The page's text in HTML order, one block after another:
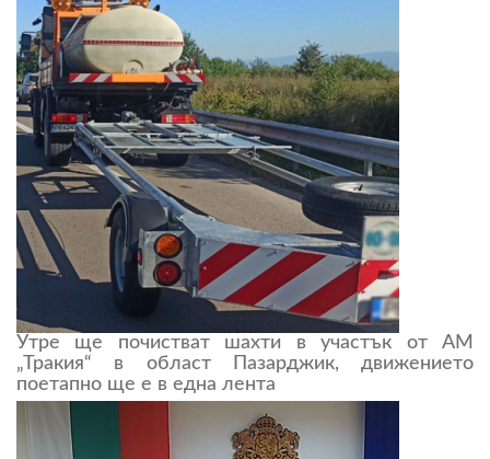
Утре ще почистват шахти в участък от АМ
„Тракия“ в област Пазарджик, движението
поетапно ще е в една лента